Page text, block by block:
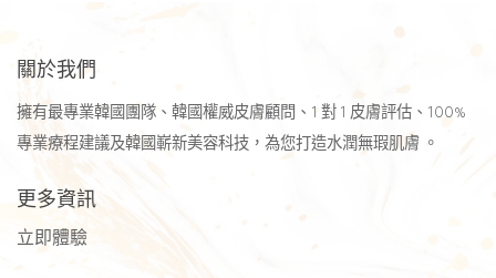
關於我們
擁有最專業韓國團隊、韓國權威皮膚顧問、1 對 1 皮膚評估、100%
專業療程建議及韓國嶄新美容科技，為您打造水潤無瑕肌膚 。
更多資訊
立即體驗